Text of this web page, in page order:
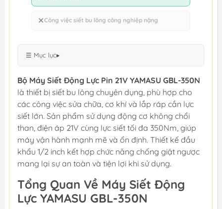
✕Công việc siết bu lông công nghiệp nặng
☰ Mục lục▸
Bộ Máy Siết Động Lực Pin 21V YAMASU GBL-350N
là thiết bị siết bu lông chuyên dụng, phù hợp cho
các công việc sửa chữa, cơ khí và lắp ráp cần lực
siết lớn. Sản phẩm sử dụng động cơ không chổi
than, điện áp 21V cùng lực siết tối đa 350Nm, giúp
máy vận hành mạnh mẽ và ổn định. Thiết kế đầu
khẩu 1/2 inch kết hợp chức năng chống giật ngược
mang lại sự an toàn và tiện lợi khi sử dụng.
Tổng Quan Về Máy Siết Động
Lực YAMASU GBL-350N